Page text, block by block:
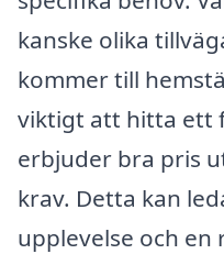
kanske olika
kommer till
viktigt att hitta ett
erbjuder bra pris
krav. Detta kan
upplevelse och en